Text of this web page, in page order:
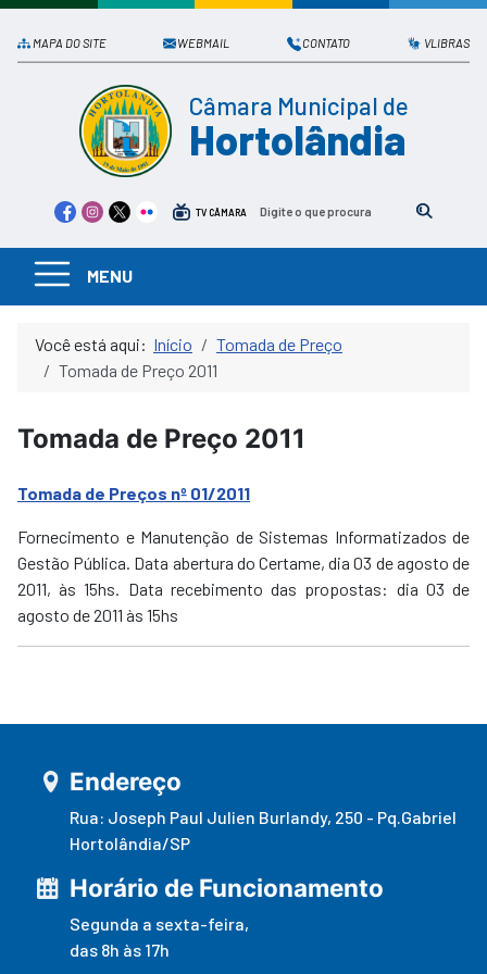
MAPA DO SITE WEBMAIL CONTATO VLIBRAS
Câmara Municipal de
Hortolândia
TV CÂMARA
MENU
Você está aqui: Início
Tomada de Preço
Tomada de Preço 2011
Tomada de Preço 2011
Tomada de Preços nº 01/2011
Fornecimento e Manutenção de Sistemas Informatizados de
Gestão Pública. Data abertura do Certame, dia 03 de agosto de
2011, às 15hs. Data recebimento das propostas: dia 03 de
agosto de 2011 às 15hs
Endereço
Rua: Joseph Paul Julien Burlandy, 250 - Pq.Gabriel
Hortolândia/SP
Horário de Funcionamento
Segunda a sexta-feira,
das 8h às 17h